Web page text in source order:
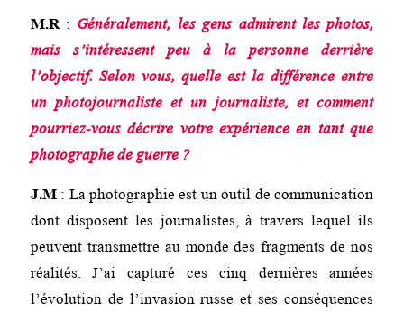
M.R : Généralement, les gens admirent les photos,
mais s’intéressent peu à la personne derrière
l’objectif. Selon vous, quelle est la différence entre
un photojournaliste et un journaliste, et comment
pourriez-vous décrire votre expérience en tant que
photographe de guerre ?
J.M: La photographie est un outil de communication
dont disposent les journalistes, à travers lequel ils
peuvent transmettre au monde des fragments de nos
réalités. J’ai capturé ces cinq dernières années
l’évolution de l’invasion russe et ses conséquences